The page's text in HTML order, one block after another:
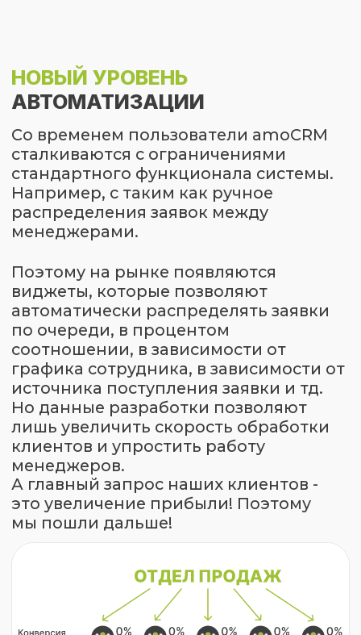
ПОСМОТРИТЕ ВИДЕО
ОСПОСОБАХ